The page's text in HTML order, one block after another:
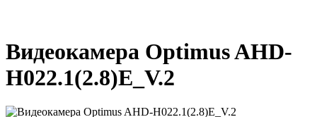
Видеокамера Optimus AHD-
H022.1(2.8)E_V.2